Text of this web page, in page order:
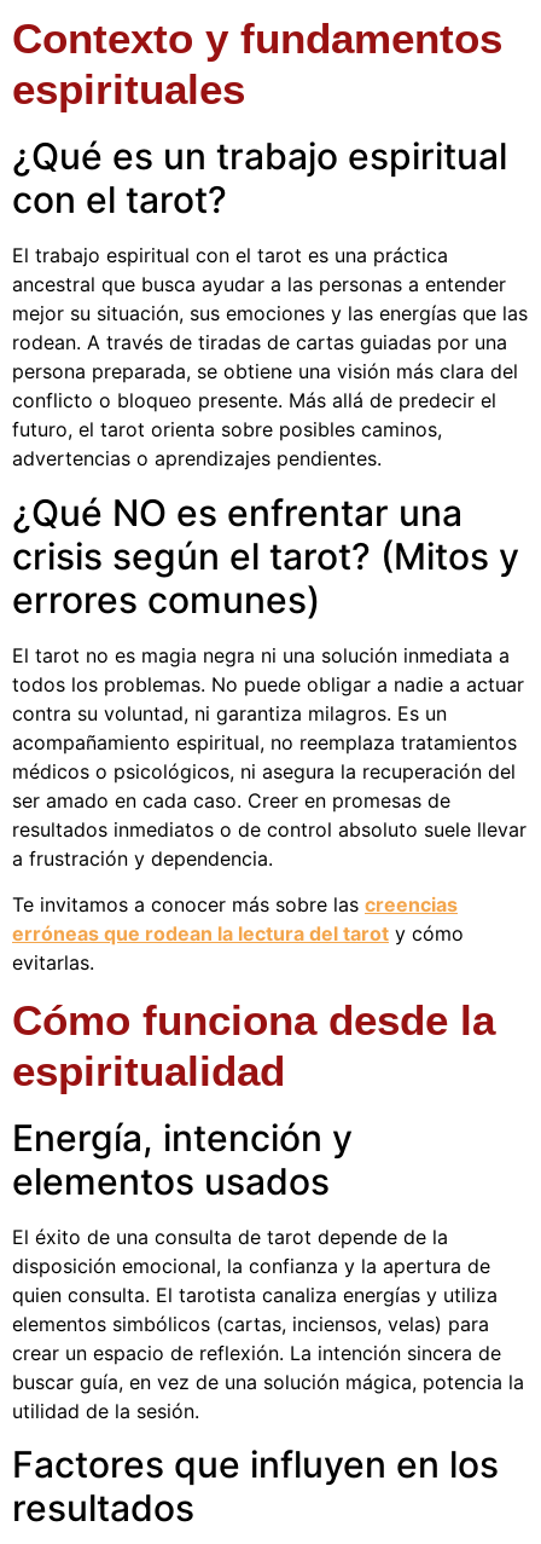
Contexto y fundamentos
espirituales
¿Qué es un trabajo espiritual
con el tarot?
El trabajo espiritual con el tarot es una práctica
ancestral que busca ayudar a las personas a entender
mejor su situación, sus emociones y las energías que las
rodean. A través de tiradas de cartas guiadas por una
persona preparada, se obtiene una visión más clara del
conflicto o bloqueo presente. Más allá de predecir el
futuro, el tarot orienta sobre posibles caminos,
advertencias o aprendizajes pendientes.
¿Qué NO es enfrentar una
crisis según el tarot? (Mitos y
errores comunes)
El tarot no es magia negra ni una solución inmediata a
todos los problemas. No puede obligar a nadie a actuar
contra su voluntad, ni garantiza milagros. Es un
acompañamiento espiritual, no reemplaza tratamientos
médicos o psicológicos, ni asegura la recuperación del
ser amado en cada caso. Creer en promesas de
resultados inmediatos o de control absoluto suele llevar
a frustración y dependencia.
Te invitamos a conocer más sobre las creencias
erróneas que rodean la lectura del tarot y cómo
evitarlas.
Cómo funciona desde la
espiritualidad
Energía, intención y
elementos usados
El éxito de una consulta de tarot depende de la
disposición emocional, la confianza y la apertura de
quien consulta. El tarotista canaliza energías y utiliza
elementos simbólicos (cartas, inciensos, velas) para
crear un espacio de reflexión. La intención sincera de
buscar guía, en vez de una solución mágica, potencia la
utilidad de la sesión.
Factores que influyen en los
resultados